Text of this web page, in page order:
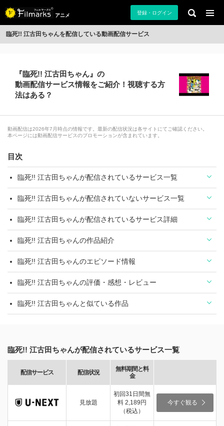
アニメ 登録・ログイン
臨死!! 江古田ちゃんを配信している動画配信サービス
『臨死!! 江古田ちゃん』の
動画配信サービス情報をご紹介！視聴する方
法はある？
動画配信は2026年7月時点の情報です。最新の配信状況は各サイトにてご確認ください。
本ページには動画配信サービスのプロモーションが含まれています。
目次
臨死!! 江古田ちゃんが配信されているサービス一覧
臨死!! 江古田ちゃんが配信されていないサービス一覧
臨死!! 江古田ちゃんが配信されているサービス詳細
臨死!! 江古田ちゃんの作品紹介
臨死!! 江古田ちゃんのエピソード情報
臨死!! 江古田ちゃんの評価・感想・レビュー
臨死!! 江古田ちゃんと似ている作品
臨死!! 江古田ちゃんが配信されているサービス一覧
配信サービス 配信状況
無料期間と料
金
見放題
初回31日間無
料 2,189円
（税込）
今すぐ観る